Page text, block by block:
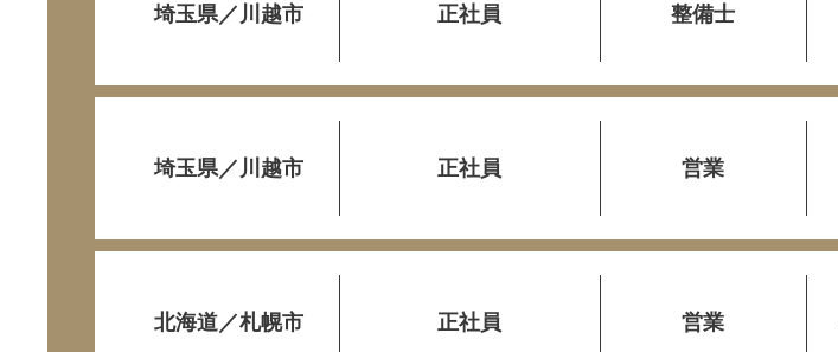
埼玉県／川越市 正社員 整備士
埼玉県／川越市 正社員 営業
北海道／札幌市 正社員 営業